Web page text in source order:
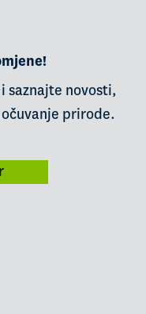
saznajte novosti,
prirode.